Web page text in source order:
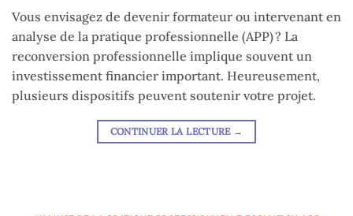
Vous envisagez de devenir formateur ou intervenant en
analyse de la pratique professionnelle (APP) ? La
reconversion professionnelle implique souvent un
investissement financier important. Heureusement,
plusieurs dispositifs peuvent soutenir votre projet.
CONTINUER LA LECTURE →